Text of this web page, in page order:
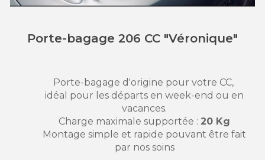
Porte-bagage 206 CC "Véronique"
Porte-bagage d'origine pour votre CC,
idéal pour les départs en week-end ou en
vacances.
Charge maximale supportée : 20 Kg
Montage simple et rapide pouvant être fait
par nos soins